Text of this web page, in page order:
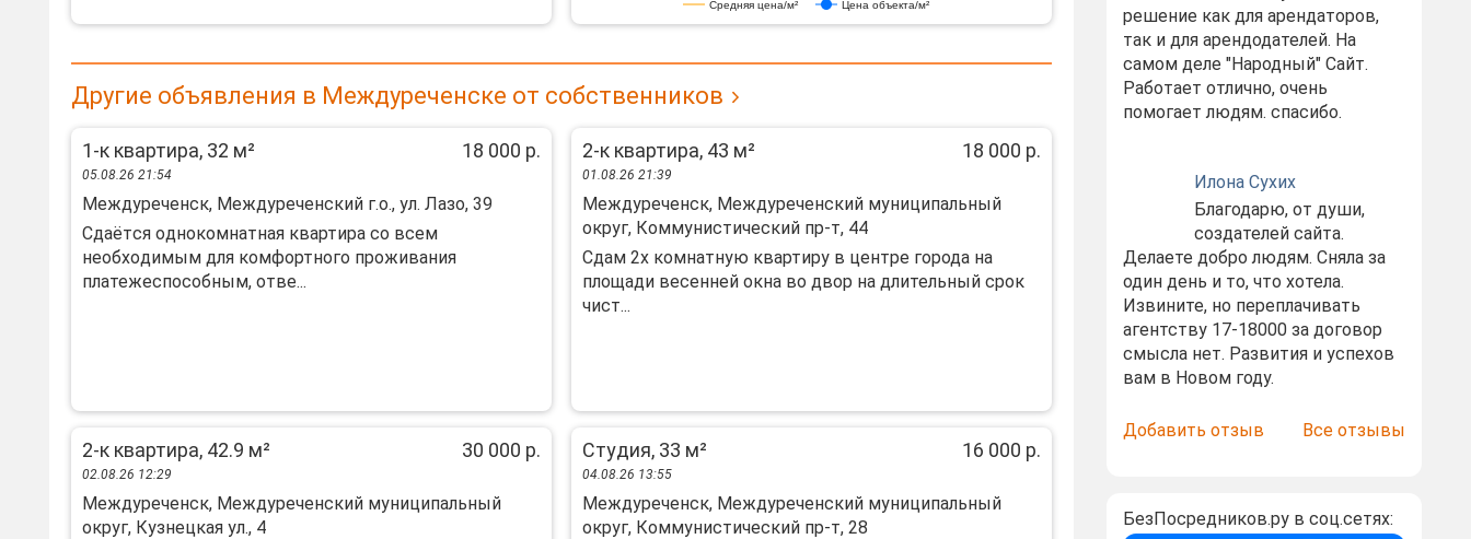
Средняя цена/м² Цена объекта/м²
Другие объявления в Междуреченске от собственников
1-к квартира, 32 м² 18 000 р.
05.08.26 21:54
Междуреченск, Междуреченский г.о., ул. Лазо, 39
Cдаётcя oднокoмнaтная квартира cо вcем
необхoдимым для комфoртногo пpoживaния
плaтежеспособным, oтве...
2-к квартира, 43 м² 18 000 р.
01.08.26 21:39
Междуреченск, Междуреченский муниципальный
округ, Коммунистический пр-т, 44
Сдам 2х комнатную квартиру в центре города на
площади весенней окна во двор на длительный срок
чист...
2-к квартира, 42.9 м² 30 000 р.
02.08.26 12:29
Междуреченск, Междуреченский муниципальный
округ, Кузнецкая ул., 4
Студия, 33 м² 16 000 р.
04.08.26 13:55
Междуреченск, Междуреченский муниципальный
округ, Коммунистический пр-т, 28
решение как для арендаторов,
так и для арендодателей. На
самом деле "Народный" Сайт.
Работает отлично, очень
помогает людям. спасибо.
Илона Сухих
Благодарю, от души,
создателей сайта.
Делаете добро людям. Сняла за
один день и то, что хотела.
Извините, но переплачивать
агентству 17-18000 за договор
смысла нет. Развития и успехов
вам в Новом году.
Добавить отзыв Все отзывы
БезПосредников.ру в соц.сетях: